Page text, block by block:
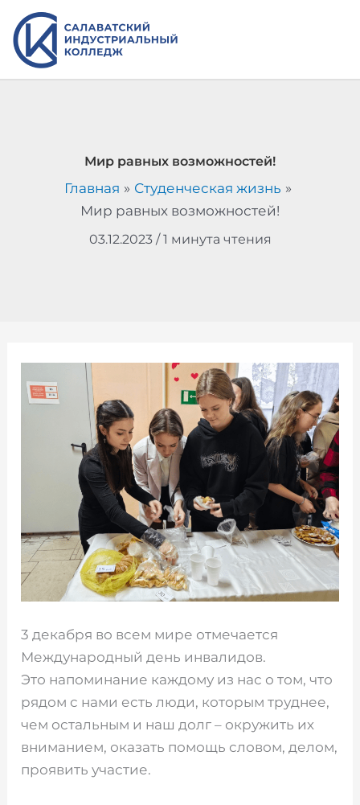
Перейти
содержимому
Мир равных возможностей!
Главная
Студенческая жизнь
Мир равных возможностей!
03.12.2023 /1 минута чтения
3 декабря во всем мире отмечается
Международный день инвалидов.
Это напоминание каждому из нас о том, что
рядом с нами есть люди, которым труднее,
чем остальным и наш долг – окружить их
вниманием, оказать помощь словом, делом,
проявить участие.